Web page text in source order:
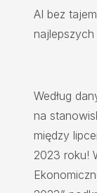
AI bez
Według
na
między
2023 roku!